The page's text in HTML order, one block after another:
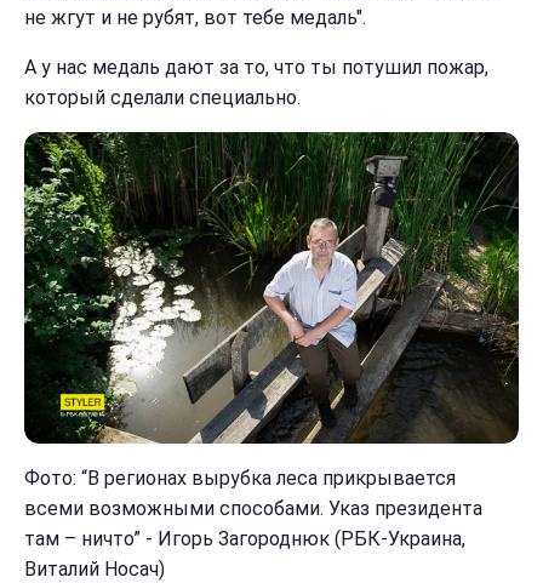
не жгут и не рубят, вот тебе медаль".
А у нас медаль дают за то, что ты потушил пожар,
который сделали специально.
Фото: “В регионах вырубка леса прикрывается
всеми возможными способами. Указ президента
там – ничто” - Игорь Загороднюк (РБК-Украина,
Виталий Носач)